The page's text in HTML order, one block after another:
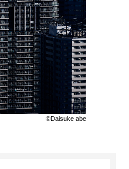
©Daisuke abe